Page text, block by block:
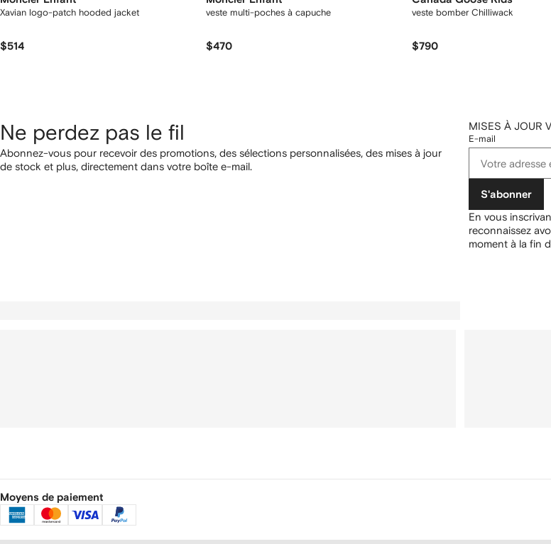
Xavian logo-patch hooded jacket
$514
veste multi-poches à capuche
$470
veste bomber Chilliwack
$790
Ne perdez pas le fil
Abonnez-vous pour recevoir des promotions, des sélections personnalisées, des mises à jour
de stock et plus, directement dans votre boîte e-mail.
MISES À JOUR
E-mail
S'abonner
En vous
reconnaissez
moment à la fin
Moyens de paiement